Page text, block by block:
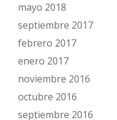
mayo 2018
septiembre 2017
febrero 2017
enero 2017
noviembre 2016
octubre 2016
septiembre 2016